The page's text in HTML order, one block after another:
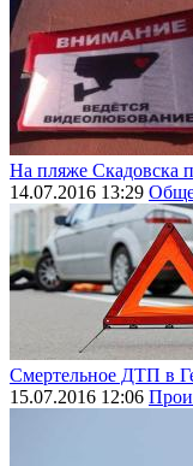
На пляже Скадовска
14.07.2016 13:29
Смертельное ДТП в
15.07.2016 12:06